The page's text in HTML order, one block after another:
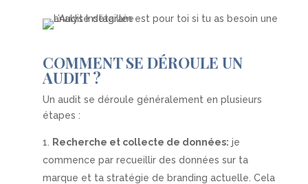
COMMENT SE DÉROULE UN
AUDIT ?
Un audit se déroule généralement en plusieurs
étapes :
Recherche et collecte de données: je
commence par recueillir des données sur ta
marque et ta stratégie de branding actuelle. Cela